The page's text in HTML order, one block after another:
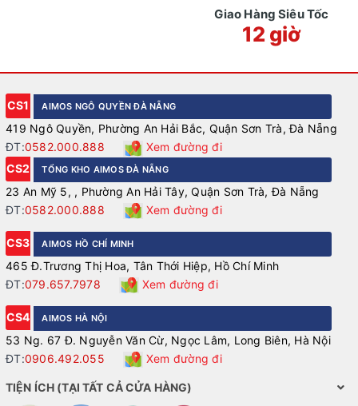
Giao Hàng Siêu Tốc
12 giờ
CS1 AIMOS NGÔ QUYỀN ĐÀ NẴNG
419 Ngô Quyền, Phường An Hải Bắc, Quận Sơn Trà, Đà Nẵng
ĐT:0582.000.888
Xem đường đi
CS2
TỔNG KHO AIMOS ĐÀ NẴNG
23 An Mỹ 5, , Phường An Hải Tây, Quận Sơn Trà, Đà Nẵng
ĐT:0582.000.888 Xem đường đi
CS3 AIMOS HỒ CHÍ MINH
465 Đ.Trương Thị Hoa, Tân Thới Hiệp, Hồ Chí Minh
ĐT:079.657.7978 Xem đường đi
CS4 AIMOS HÀ NỘI
53 Ng. 67 Đ. Nguyễn Văn Cừ, Ngọc Lâm, Long Biên, Hà Nội
ĐT:0906.492.055 Xem đường đi
TIỆN ÍCH (TẠI TẤT CẢ CỬA HÀNG)